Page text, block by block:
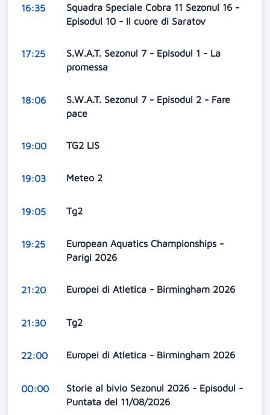
16:35
Squadra Speciale Cobra 11 Sezonul 16 -
Episodul 10 - Il cuore di Saratov
17:25
S.W.A.T. Sezonul 7 - Episodul 1 - La
promessa
18:06
S.W.A.T. Sezonul 7 - Episodul 2 - Fare
pace
19:00 TG2 LIS
19:03 Meteo 2
19:05 Tg2
19:25
European Aquatics Championships -
Parigi 2026
21:20 Europei di Atletica - Birmingham 2026
21:30 Tg2
22:00 Europei di Atletica - Birmingham 2026
00:00
Storie al bivio Sezonul 2026 - Episodul -
Puntata del 11/08/2026